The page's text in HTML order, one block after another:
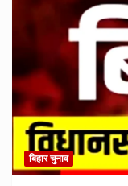
बिहार चुनाव